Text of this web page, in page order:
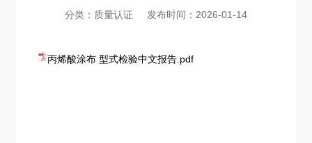
分类：质量认证 发布时间：2026-01-14
丙烯酸涂布 型式检验中文报告.pdf